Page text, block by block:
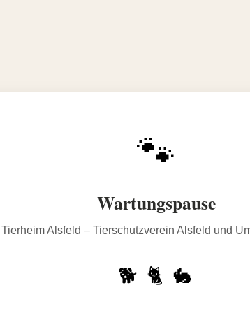
🐾
Wartungspause
Tierheim Alsfeld – Tierschutzverein Alsfeld und
🐕 🐈 🐇